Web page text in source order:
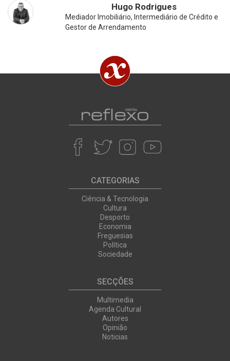
Hugo Rodrigues
Mediador Imobiliário, Intermediário de Crédito e
Gestor de Arrendamento
CATEGORIAS
Ciência & Tecnologia
Cultura
Desporto
Economia
Freguesias
Política
Sociedade
SECÇÕES
Multimedia
Agenda Cultural
Autores
Opinião
Noticias